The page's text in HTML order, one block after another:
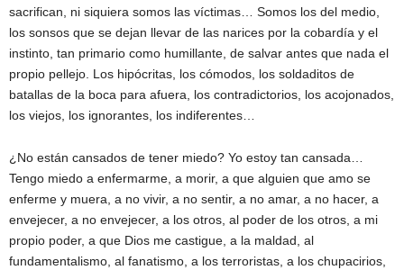
sacrifican, ni siquiera somos las víctimas… Somos los del medio,
los sonsos que se dejan llevar de las narices por la cobardía y el
instinto, tan primario como humillante, de salvar antes que nada el
propio pellejo. Los hipócritas, los cómodos, los soldaditos de
batallas de la boca para afuera, los contradictorios, los acojonados,
los viejos, los ignorantes, los indiferentes…
¿No están cansados de tener miedo? Yo estoy tan cansada…
Tengo miedo a enfermarme, a morir, a que alguien que amo se
enferme y muera, a no vivir, a no sentir, a no amar, a no hacer, a
envejecer, a no envejecer, a los otros, al poder de los otros, a mi
propio poder, a que Dios me castigue, a la maldad, al
fundamentalismo, al fanatismo, a los terroristas, a los chupacirios,